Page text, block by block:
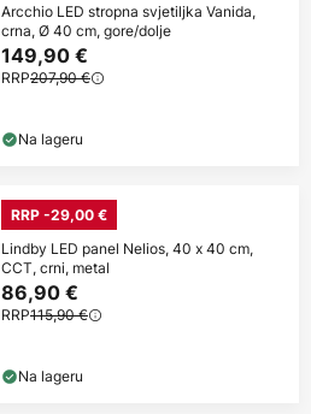
Arcchio LED stropna svjetiljka Vanida,
crna, Ø 40 cm, gore/dolje
149,90 €
RRP207,90 €
Na lageru
RRP -29,00 €
Lindby LED panel Nelios, 40 x 40 cm,
CCT, crni, metal
86,90 €
RRP115,90 €
Na lageru